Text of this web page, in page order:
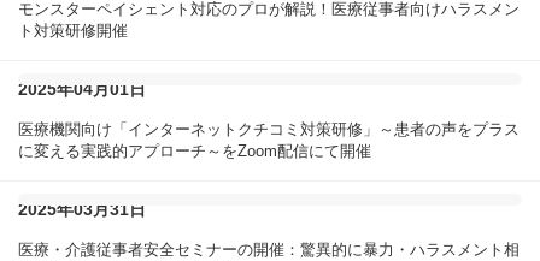
モンスターペイシェント対応のプロが解説！医療従事者向けハラスメン
ト対策研修開催
2025年04月01日
医療機関向け「インターネットクチコミ対策研修」～患者の声をプラス
に変える実践的アプローチ～をZoom配信にて開催
2025年03月31日
医療・介護従事者安全セミナーの開催：驚異的に暴力・ハラスメント相